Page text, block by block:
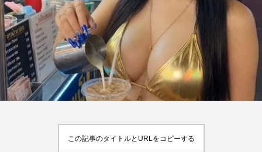
この記事のタイトルとURLをコピーする